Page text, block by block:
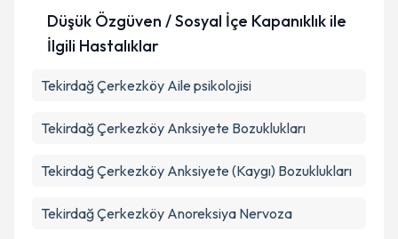
Düşük Özgüven / Sosyal İçe Kapanıklık ile
İlgili Hastalıklar
Tekirdağ Çerkezköy Aile psikolojisi
Tekirdağ Çerkezköy Anksiyete Bozuklukları
Tekirdağ Çerkezköy Anksiyete (Kaygı) Bozuklukları
Tekirdağ Çerkezköy Anoreksiya Nervoza